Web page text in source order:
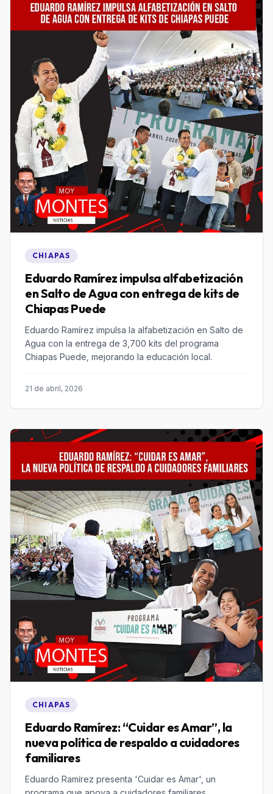
CHIAPAS
Eduardo Ramírez impulsa alfabetización
en Salto de Agua con entrega de kits de
Chiapas Puede
Eduardo Ramírez impulsa la alfabetización en Salto de
Agua con la entrega de 3,700 kits del programa
Chiapas Puede, mejorando la educación local.
21 de abril, 2026
CHIAPAS
Eduardo Ramírez: “Cuidar es Amar”, la
nueva política de respaldo a cuidadores
Eduardo Ramírez presenta 'Cuidar es Amar', un